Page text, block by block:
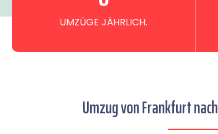
UMZÜGE JÄHRLICH.
Umzug von Frankfurt